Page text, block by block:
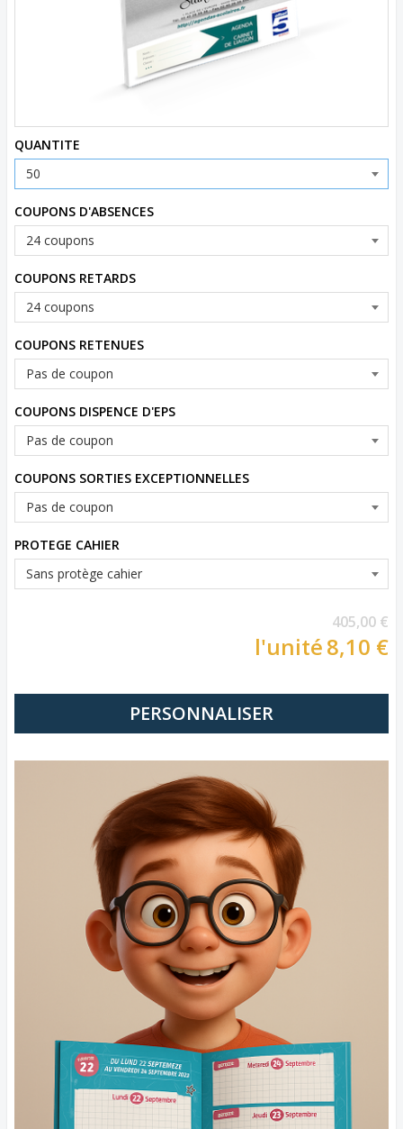
QUANTITE
COUPONS D'ABSENCES
COUPONS RETARDS
COUPONS RETENUES
COUPONS DISPENCE D'EPS
COUPONS SORTIES EXCEPTIONNELLES
PROTEGE CAHIER
405,00 €
l'unité8,10 €